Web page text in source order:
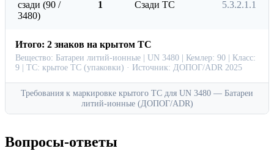
сзади (90 /
3480)
1 Сзади ТС 5.3.2.1.1
Итого: 2 знаков на крытом ТС
Вещество: Батареи литий-ионные | UN 3480 | Кемлер: 90 | Класс:
9 | ТС: крытое ТС (упаковки) · Источник: ДОПОГ/ADR 2025
Требования к маркировке крытого ТС для UN 3480 — Батареи
литий-ионные (ДОПОГ/ADR)
Вопросы-ответы